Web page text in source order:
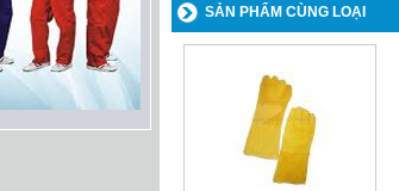
SẢN PHẨM CÙNG LOẠI